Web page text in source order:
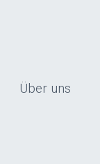
Über uns